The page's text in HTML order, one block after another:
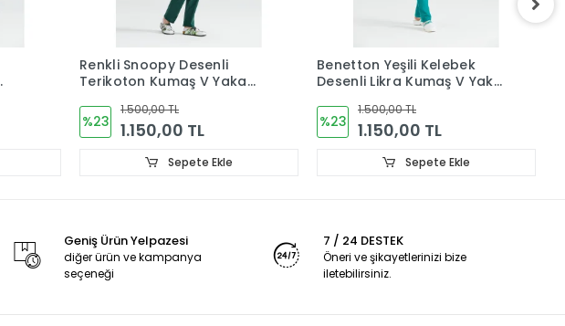
Renkli Snoopy Desenli
Terikoton Kumaş V Yaka
%23
1.500,00 TL
1.150,00 TL
Sepete Ekle
Benetton Yeşili Kelebek
Desenli Likra Kumaş V Yaka
%23
1.500,00 TL
1.150,00 TL
Sepete Ekle
Geniş Ürün Yelpazesi
diğer ürün ve kampanya
seçeneği
7 / 24 DESTEK
Öneri ve şikayetlerinizi bize
iletebilirsiniz.